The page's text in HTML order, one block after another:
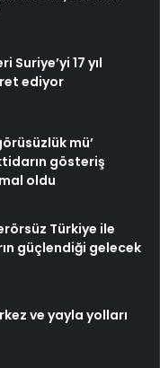
Suriye’yi 17 yıl
ediyor
mü’
gösteriş
oldu
Türkiye ile
güçlendiği gelecek
ve yayla yolları